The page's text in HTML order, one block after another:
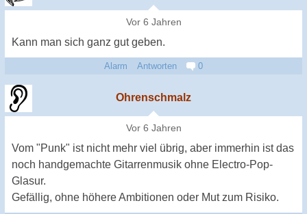
Vor 6 Jahren
Kann man sich ganz gut geben.
Alarm Antworten 0
Ohrenschmalz
Vor 6 Jahren
Vom "Punk" ist nicht mehr viel übrig, aber immerhin ist das
noch handgemachte Gitarrenmusik ohne Electro-Pop-
Glasur.
Gefällig, ohne höhere Ambitionen oder Mut zum Risiko.